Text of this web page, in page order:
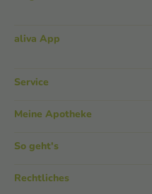
aliva App
Service
Meine Apotheke
So geht's
Rechtliches